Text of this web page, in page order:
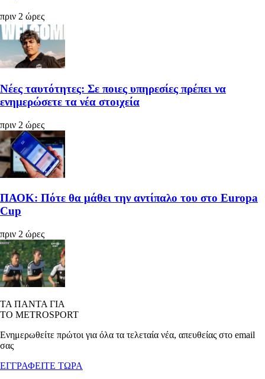
πριν 2 ώρες
Νέες ταυτότητες: Σε ποιες υπηρεσίες πρέπει να
ενημερώσετε τα νέα στοιχεία
πριν 2 ώρες
ΠΑΟΚ: Πότε θα μάθει την αντίπαλο του στο Europa
Cup
πριν 2 ώρες
ΤΑ ΠΑΝΤΑ ΓΙΑ
ΤΟ METROSPORT
Ενημερωθείτε πρώτοι για όλα τα τελεταία νέα, απευθείας στο email
σας
ΕΓΓΡΑΦΕΙΤΕ ΤΩΡΑ